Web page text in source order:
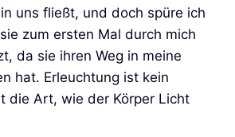
uns fließt, und doch spüre ich
zum ersten Mal durch mich
da sie ihren Weg in meine
hat. Erleuchtung ist kein
die Art, wie der Körper Licht